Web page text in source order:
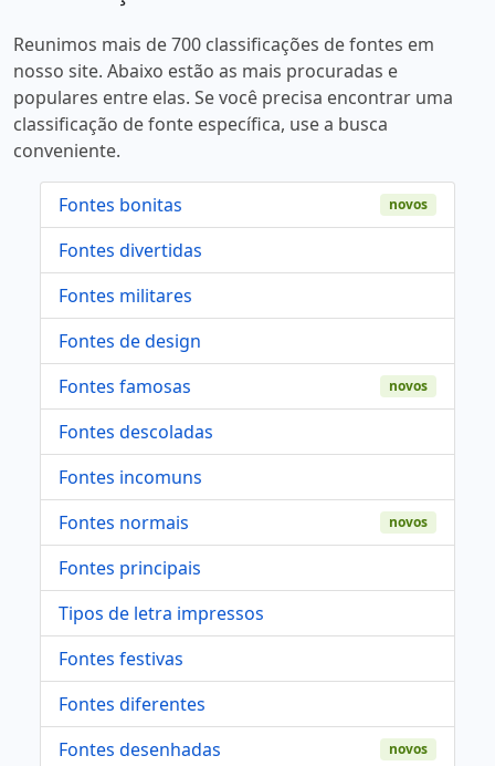
Reunimos mais de 700 classificações de fontes em
nosso site. Abaixo estão as mais procuradas e
populares entre elas. Se você precisa encontrar uma
classificação de fonte específica, use a busca
conveniente.
Fontes bonitas novos
Fontes divertidas
Fontes militares
Fontes de design
Fontes famosas
novos
Fontes descoladas
Fontes incomuns
Fontes normais
novos
Fontes principais
Tipos de letra impressos
Fontes festivas
Fontes diferentes
Fontes desenhadas
novos